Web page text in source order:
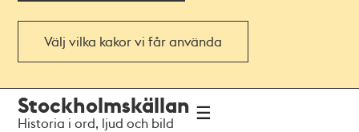
Välj vilka kakor vi får använda
navigationen
huvudinnehållet
Stockholmskällan
Historia i ord, ljud och bild